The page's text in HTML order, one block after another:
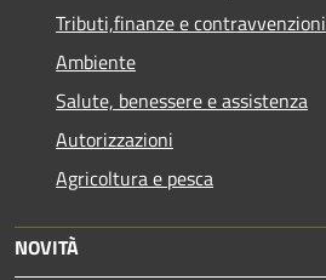
Tributi,finanze e contravvenzioni
Ambiente
Salute, benessere e assistenza
Autorizzazioni
Agricoltura e pesca
NOVITÀ